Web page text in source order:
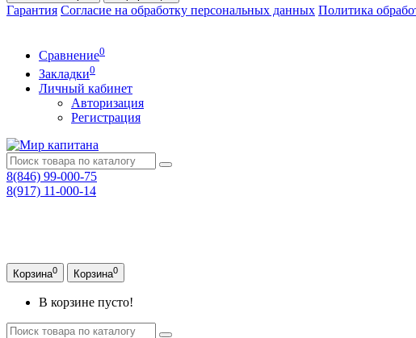
Гарантия Согласие на обработку персональных данных Политика
Сравнение0
Закладки0
Личный кабинет
Авторизация
Регистрация
8(846) 99-000-75
8(917) 11-000-14
Корзина0 Корзина0
В корзине пусто!